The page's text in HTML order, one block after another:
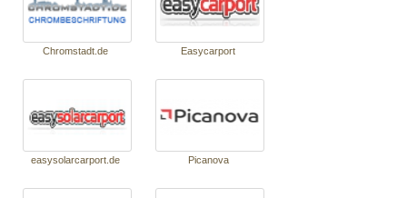
Chromstadt.de Easycar­port
easyso­lar­car­port.de Picano­va